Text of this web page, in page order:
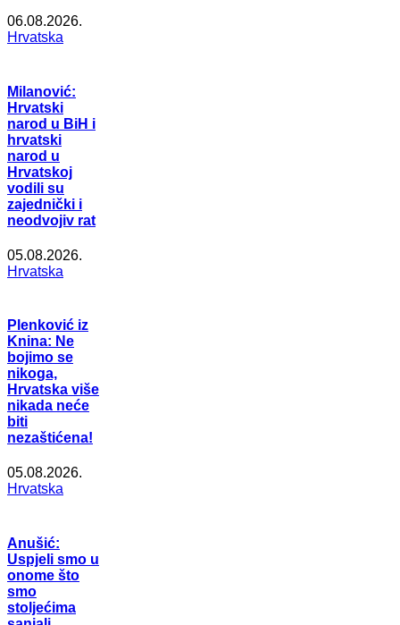
06.08.2026.
Hrvatska
Milanović:
Hrvatski
narod u BiH i
hrvatski
narod u
Hrvatskoj
vodili su
zajednički i
neodvojiv rat
05.08.2026.
Hrvatska
Plenković iz
Knina: Ne
bojimo se
nikoga,
Hrvatska više
nikada neće
biti
nezaštićena!
05.08.2026.
Hrvatska
Anušić:
Uspjeli smo u
onome što
smo
stoljećima